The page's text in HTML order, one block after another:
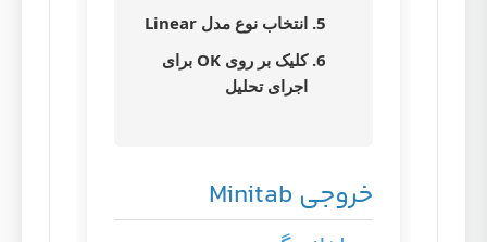
انتخاب نوع مدل Linear
کلیک بر روی OK برای
اجرای تحلیل
خروجی Minitab